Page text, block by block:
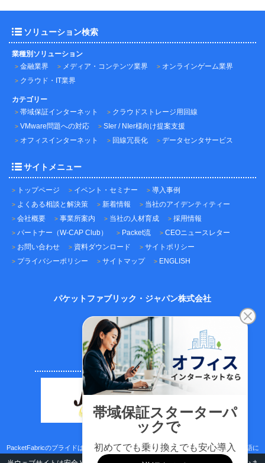
ソリューション検索
業種別ソリューション
金融業界
メディア・コンテンツ業界
オンラインゲーム業界
クラウド・IT業界
カテゴリー
帯域保証インターネット
クラウドストレージ用回線
VMware問題への対応
SIer / NIer様向け提案支援
オフィスインターネット
回線冗長化 データセンタサービス
サイトメニュー
トップページ イベント・セミナー
導入事例
よくある相談と解決策
新着情報
当社のアイデンティティー
会社概要
事業所案内 当社の人材育成
採用情報
パートナー（W-CAP Club）
Packet流
CEOニュースレター
お問い合わせ
資料ダウンロード
サイトポリシー
プライバシーポリシー
サイトマップ ENGLISH
パケットファブリック・ジャパン株式会社
〒101-0045
東京都千代田区神田鍛冶町3-3-12
神田鍛冶町千歳ビル7F
TEL：03-5209-2222（代表）
FAX：03-5209-2221
PacketFabricのプライドはサポートのスピード、ICTネットワーク技術、日本語/英語に
取り組む真面目さです。